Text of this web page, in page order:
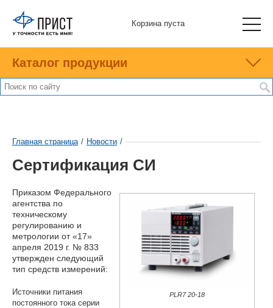
Корзина пуста
Каталог продукции
Главная страница / Новости /
Сертификация СИ
PLR7 20-18
Приказом Федерального
агентства по
техническому
регулированию и
метрологии от «17»
апреля 2019 г. № 833
утвержден следующий
тип средств измерений:
Источники питания
постоянного тока серии